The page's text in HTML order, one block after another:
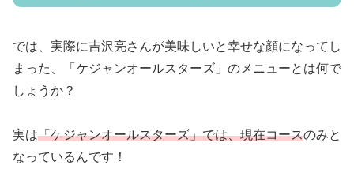
では、実際に吉沢亮さんが美味しいと幸せな顔になってし
まった、「ケジャンオールスターズ」のメニューとは何で
しょうか？
実は「ケジャンオールスターズ」では、現在コースのみと
なっているんです！